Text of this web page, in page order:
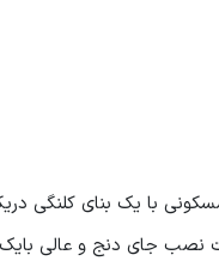
نصب جای دنج و عالی